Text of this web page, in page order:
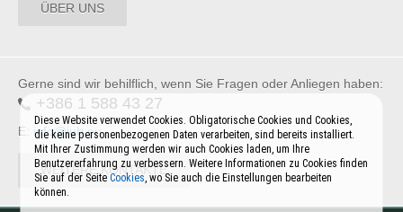
ÜBER UNS
Gerne sind wir behilflich, wenn Sie Fragen oder Anliegen haben:
+386 1 588 43 27
E: info@jub.eu
WEITERE KONTAKTE
Diese Website verwendet Cookies. Obligatorische Cookies und Cookies,
die keine personenbezogenen Daten verarbeiten, sind bereits installiert.
Mit Ihrer Zustimmung werden wir auch Cookies laden, um Ihre
Benutzererfahrung zu verbessern. Weitere Informationen zu Cookies finden
Sie auf der SeiteCookies, wo Sie auch die Einstellungen bearbeiten
können.